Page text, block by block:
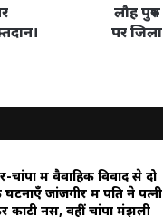
मुख्यालय
और
का
लौह
पर
चांपा में वैवाहिक विवाद से दो
घटनाएँ जांजगीर में पति ने
काटी नसें, वहीं चांपा मंझली